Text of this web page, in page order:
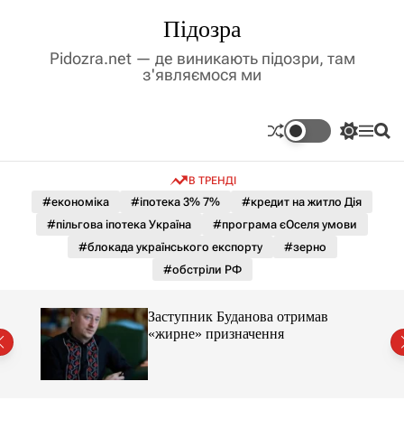
Підозра
Pidozra.net — де виникають підозри, там
з'являємося ми
П
м
к
а
ь
М П
В ТРЕНДІ
#економіка #іпотека 3% 7%
#кредит на житло Дія
#пільгова іпотека Україна
#програма єОселя умови
#блокада українського експорту
#зерно
#обстріли РФ
Заступник Буданова отримав
«жирне» призначення